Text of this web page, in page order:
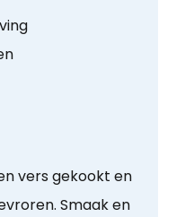
vers gekookt en
Smaak en